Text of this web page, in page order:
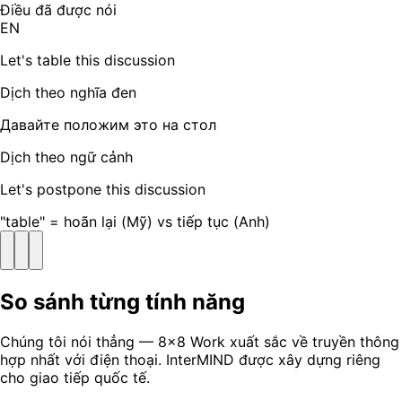
Điều đã được nói
EN
Let's table this discussion
Dịch theo nghĩa đen
Давайте положим это на стол
Dịch theo ngữ cảnh
Let's postpone this discussion
"table" = hoãn lại (Mỹ) vs tiếp tục (Anh)
So sánh từng tính năng
Chúng tôi nói thẳng — 8x8 Work xuất sắc về truyền thông
hợp nhất với điện thoại. InterMIND được xây dựng riêng
cho giao tiếp quốc tế.